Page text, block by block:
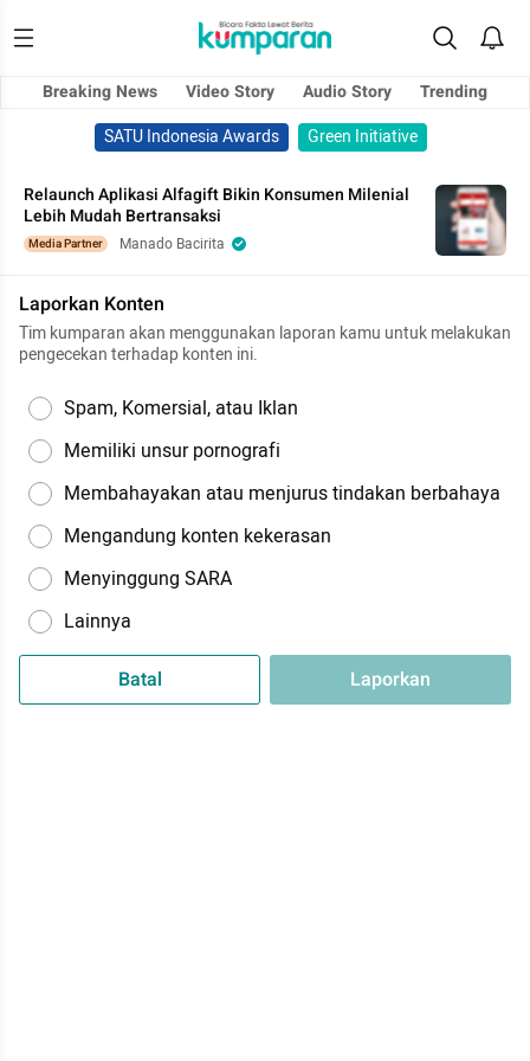
Breaking News Video Story Audio Story
Trending
SATU Indonesia Awards
Green Initiative
Relaunch Aplikasi Alfagift Bikin Konsumen Milenial
Lebih Mudah Bertransaksi
Media Partner Manado Bacirita
Laporkan Konten
Tim kumparan akan menggunakan laporan kamu untuk melakukan
pengecekan terhadap konten ini.
Spam, Komersial, atau Iklan
Memiliki unsur pornografi
Membahayakan atau menjurus tindakan berbahaya
Mengandung konten kekerasan
Menyinggung SARA
Lainnya
Batal Laporkan